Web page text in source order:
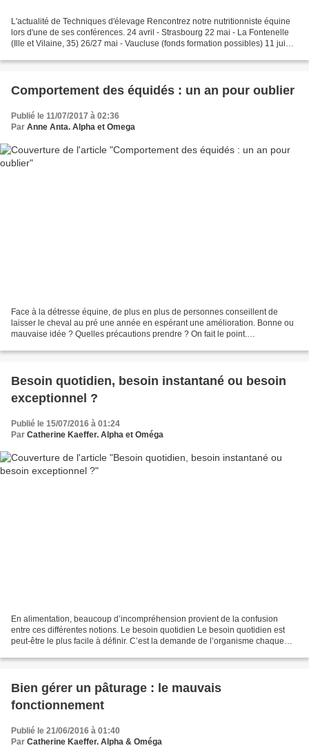
L'actualité de Techniques d'élevage Rencontrez notre nutritionniste équine
lors d'une de ses conférences. 24 avril - Strasbourg 22 mai - La Fontenelle
(Ille et Vilaine, 35) 26/27 mai - Vaucluse (fonds formation possibles) 11 juin -
Comportement des équidés : un an pour oublier
Publié le 11/07/2017 à 02:36
Par Anne Anta. Alpha et Omega
Face à la détresse équine, de plus en plus de personnes conseillent de
laisser le cheval au pré une année en espérant une amélioration. Bonne ou
mauvaise idée ? Quelles précautions prendre ? On fait le point.
Besoin quotidien, besoin instantané ou besoin
exceptionnel ?
Publié le 15/07/2016 à 01:24
Par Catherine Kaeffer. Alpha et Oméga
En alimentation, beaucoup d’incompréhension provient de la confusion
entre ces différentes notions. Le besoin quotidien Le besoin quotidien est
peut-être le plus facile à définir. C’est la demande de l’organisme chaque
Bien gérer un pâturage : le mauvais
fonctionnement
Publié le 21/06/2016 à 01:40
Par Catherine Kaeffer. Alpha & Oméga